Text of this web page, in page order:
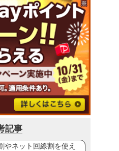
記事
やネット回線割を使え